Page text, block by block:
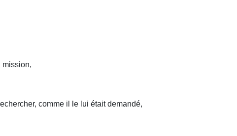
mission,
comme il le lui était demandé,